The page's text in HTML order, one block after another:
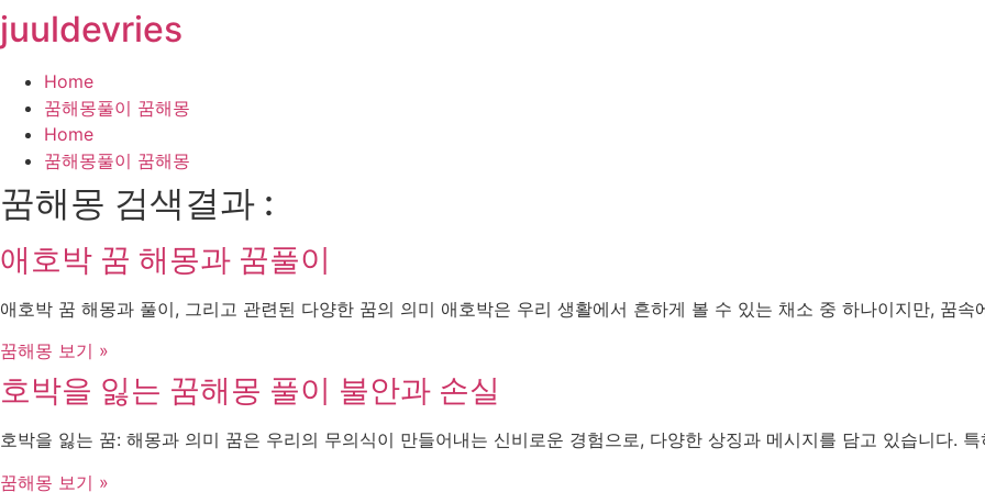
콘
텐
기
juuldevries
Home
꿈해몽풀이 꿈해몽
Home
꿈해몽풀이 꿈해몽
꿈해몽 검색결과 :
애호박 꿈 해몽과 꿈풀이
애호박 꿈 해몽과 풀이, 그리고 관련된 다양한 꿈의 의미 애호박은 우리 생활에서 흔하게 볼 수 있는 채소 중 하나이지만, 꿈속
꿈해몽 보기 »
호박을 잃는 꿈해몽 풀이 불안과 손실
호박을 잃는 꿈: 해몽과 의미 꿈은 우리의 무의식이 만들어내는 신비로운 경험으로, 다양한 상징과 메시지를 담고 있습니다.
꿈해몽 보기 »